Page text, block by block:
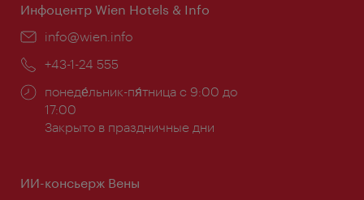
Инфоцентр Wien Hotels & Info
Эл.
info@wien.info
Телефон:
+43-1-24 555
Часы
работы:
понеде́льник-пя́тница с 9:00 до
17:00
Закрыто в праздничные дни
ИИ-консьерж Вены